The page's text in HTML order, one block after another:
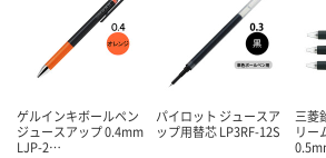
カゴへ
ゲルインキボールペン
ジュースアップ 0.4mm
LJP-2…
パイロット ジュースア
ップ用替芯 LP3RF-12S
三菱
リー